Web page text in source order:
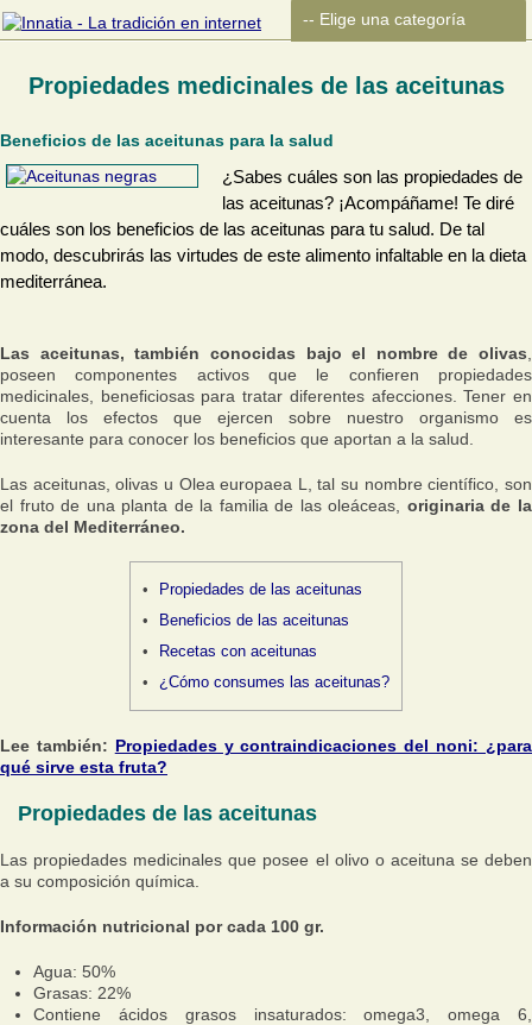
Propiedades medicinales de las aceitunas
Beneficios de las aceitunas para la salud
¿Sabes cuáles son las propiedades de
las aceitunas? ¡Acompáñame! Te diré
cuáles son los beneficios de las aceitunas para tu salud. De tal
modo, descubrirás las virtudes de este alimento infaltable en la dieta
mediterránea.
Las aceitunas, también conocidas bajo el nombre de olivas
poseen componentes activos que le confieren propiedades
medicinales, beneficiosas para tratar diferentes afecciones. Tener en
cuenta los efectos que ejercen sobre nuestro organismo es
interesante para conocer los beneficios que aportan a la salud.
Las aceitunas, olivas u Olea europaea L, tal su nombre científico, son
el fruto de una planta de la familia de las oleáceas, originaria de la
zona del Mediterráneo.
Propiedades de las aceitunas
Beneficios de las aceitunas
Recetas con aceitunas
¿Cómo consumes las aceitunas?
Lee también: Propiedades y contraindicaciones del noni: ¿para
qué sirve esta fruta?
Propiedades de las aceitunas
Las propiedades medicinales que posee el olivo o aceituna se deben
a su composición química.
Información nutricional por cada 100 gr.
Agua: 50%
Grasas: 22%
Contiene ácidos grasos insaturados: omega3, omega 6,